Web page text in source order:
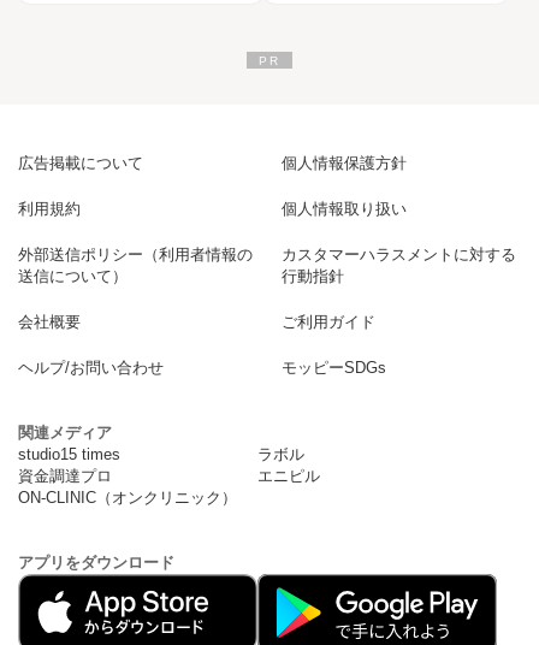
広告掲載について 個人情報保護方針
利用規約 個人情報取り扱い
外部送信ポリシー（利用者情報の
送信について）
カスタマーハラスメントに対する
行動指針
会社概要 ご利用ガイド
ヘルプ/お問い合わせ モッピーSDGs
関連メディア
studio15 times
ラボル
資金調達プロ
エニピル
ON-CLINIC（オンクリニック）
アプリをダウンロード